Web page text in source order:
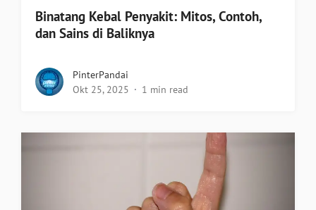
Binatang Kebal Penyakit: Mitos, Contoh,
dan Sains di Baliknya
PinterPandai
Okt 25, 2025
1 min read